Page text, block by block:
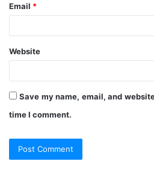
Email *
Website
Save my name, email, and
time I comment.